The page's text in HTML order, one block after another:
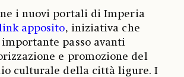
i nuovi portali di Imperia
apposito, iniziativa che
importante passo avanti
e promozione del
culturale della città ligure. I